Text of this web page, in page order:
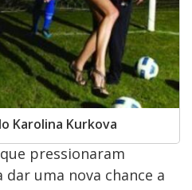
Karolina Kurkova
pressionaram
uma nova chance a